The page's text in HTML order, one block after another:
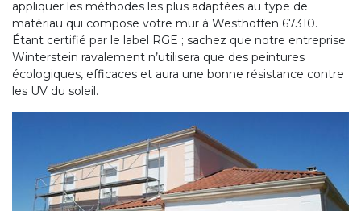
appliquer les méthodes les plus adaptées au type de
matériau qui compose votre mur à Westhoffen 67310.
Étant certifié par le label RGE ; sachez que notre entreprise
Winterstein ravalement n’utilisera que des peintures
écologiques, efficaces et aura une bonne résistance contre
les UV du soleil.